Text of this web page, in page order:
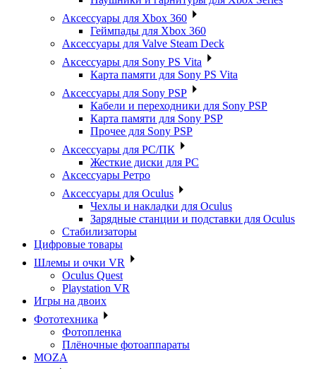
Аксессуары для Xbox 360
Геймпады для Xbox 360
Аксессуары для Valve Steam Deck
Аксессуары для Sony PS Vita
Карта памяти для Sony PS Vita
Аксессуары для Sony PSP
Кабели и переходники для Sony PSP
Карта памяти для Sony PSP
Прочее для Sony PSP
Аксессуары для PC/ПК
Жесткие диски для PC
Аксессуары Ретро
Аксессуары для Oculus
Чехлы и накладки для Oculus
Зарядные станции и подставки для Oculus
Стабилизаторы
Цифровые товары
Шлемы и очки VR
Oculus Quest
Playstation VR
Игры на двоих
Фототехника
Фотопленка
Плёночные фотоаппараты
MOZA